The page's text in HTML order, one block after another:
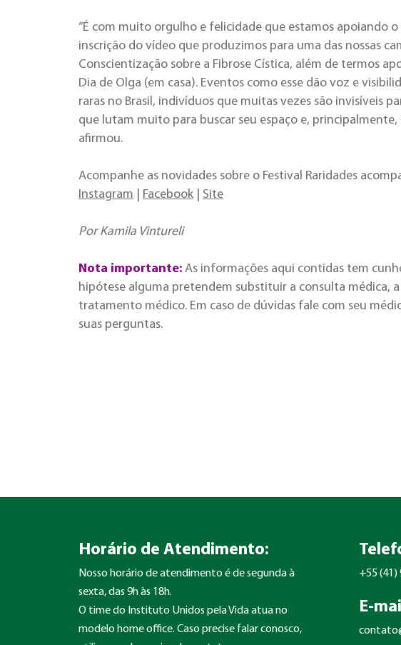
“É com muito orgulho e felicidade que estamos apoiando o
inscrição do vídeo que produzimos para uma das nossas
Conscientização sobre a Fibrose Cística, além de termos
Dia de Olga (em casa). Eventos como esse dão voz e
raras no Brasil, indivíduos que muitas vezes são invisíveis
que lutam muito para buscar seu espaço e, principalmente,
afirmou.
Acompanhe as novidades sobre o Festival Raridades
Instagram
Facebook Site
Por Kamila Vintureli
Nota importante: As informações aqui contidas tem
hipótese alguma pretendem substituir a consulta médica,
tratamento médico. Em caso de dúvidas fale com seu
suas perguntas.
Horário de Atendimento:
Nosso horário de atendimento é de segunda à
sexta, das 9h às 18h.
O time do Instituto Unidos pela Vida atua no
modelo home office. Caso precise falar conosco,
+55 (41)
E-